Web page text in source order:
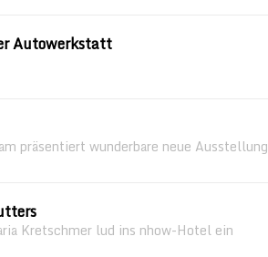
Autowerkstatt
präsentiert wunderbare neue Ausstellung
Kretschmer lud ins nhow-Hotel ein